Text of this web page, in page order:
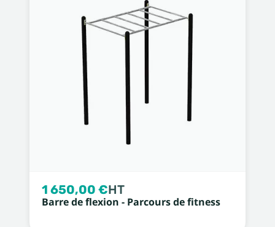
1 650,00 €HT
Barre de flexion - Parcours de fitness